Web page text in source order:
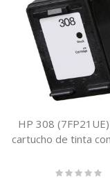
HP 308
cartucho de tinta
Rating: